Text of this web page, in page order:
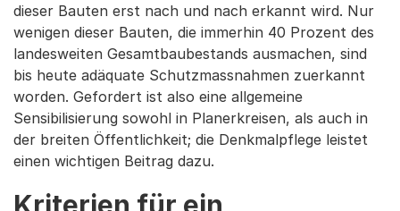
dieser Bauten erst nach und nach erkannt wird. Nur
wenigen dieser Bauten, die immerhin 40 Prozent des
landesweiten Gesamtbaubestands ausmachen, sind
bis heute adäquate Schutzmassnahmen zuerkannt
worden. Gefordert ist also eine allgemeine
Sensibilisierung sowohl in Planerkreisen, als auch in
der breiten Öffentlichkeit; die Denkmalpflege leistet
einen wichtigen Beitrag dazu.
Kriterien für ein